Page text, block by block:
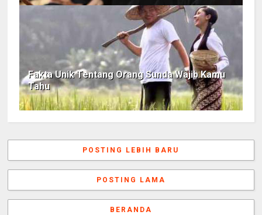
Fakta Unik Tentang Orang Sunda Wajib Kamu
Tahu
POSTING LEBIH BARU
POSTING LAMA
BERANDA